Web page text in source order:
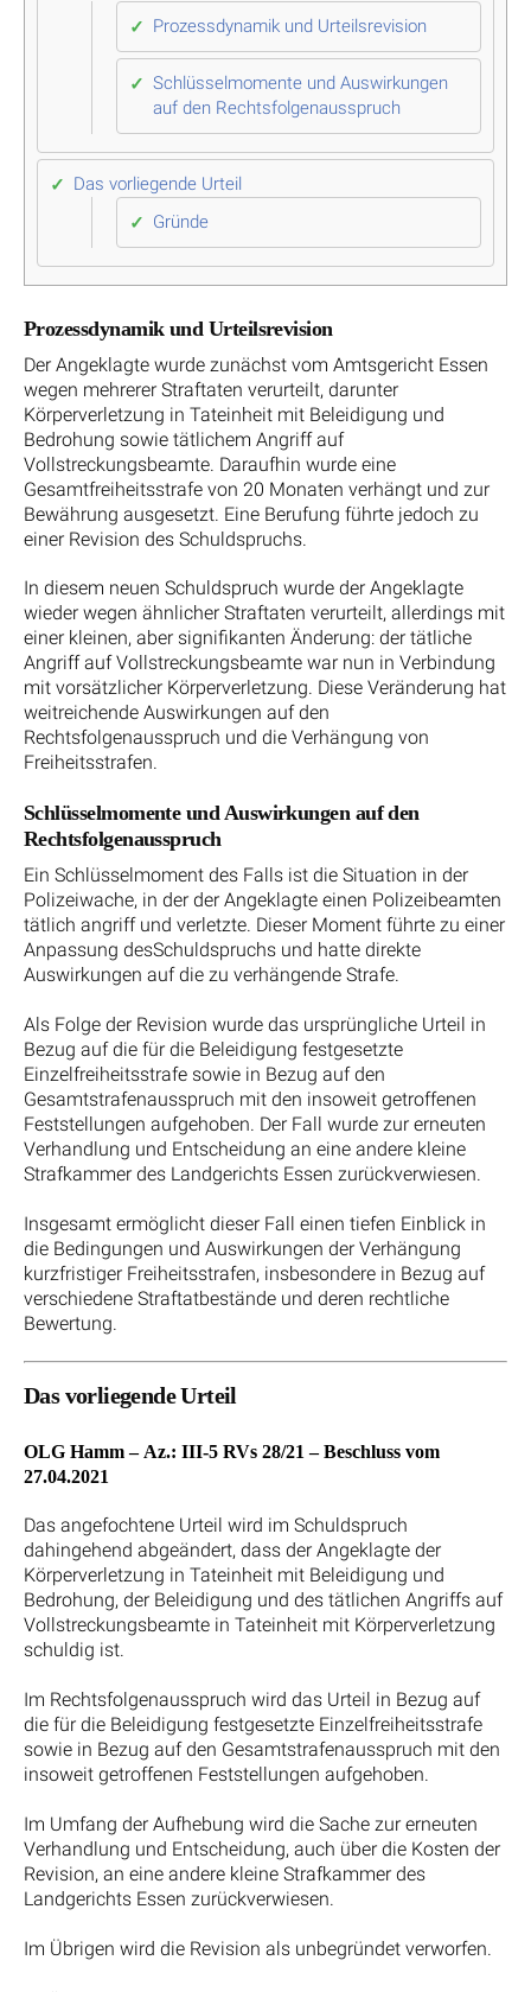
Prozessdynamik und Urteilsrevision
Schlüsselmomente und Auswirkungen
auf den Rechtsfolgenausspruch
Das vorliegende Urteil
Gründe
Prozessdynamik und Urteilsrevision
Der Angeklagte wurde zunächst vom Amtsgericht Essen
wegen mehrerer Straftaten verurteilt, darunter
Körperverletzung in Tateinheit mit Beleidigung und
Bedrohung sowie tätlichem Angriff auf
Vollstreckungsbeamte. Daraufhin wurde eine
Gesamtfreiheitsstrafe von 20 Monaten verhängt und zur
Bewährung ausgesetzt. Eine Berufung führte jedoch zu
einer Revision des Schuldspruchs.
In diesem neuen Schuldspruch wurde der Angeklagte
wieder wegen ähnlicher Straftaten verurteilt, allerdings mit
einer kleinen, aber signifikanten Änderung: der tätliche
Angriff auf Vollstreckungsbeamte war nun in Verbindung
mit vorsätzlicher Körperverletzung. Diese Veränderung hat
weitreichende Auswirkungen auf den
Rechtsfolgenausspruch und die Verhängung von
Freiheitsstrafen.
Schlüsselmomente und Auswirkungen auf den
Rechtsfolgenausspruch
Ein Schlüsselmoment des Falls ist die Situation in der
Polizeiwache, in der der Angeklagte einen Polizeibeamten
tätlich angriff und verletzte. Dieser Moment führte zu einer
Anpassung desSchuldspruchs und hatte direkte
Auswirkungen auf die zu verhängende Strafe.
Als Folge der Revision wurde das ursprüngliche Urteil in
Bezug auf die für die Beleidigung festgesetzte
Einzelfreiheitsstrafe sowie in Bezug auf den
Gesamtstrafenausspruch mit den insoweit getroffenen
Feststellungen aufgehoben. Der Fall wurde zur erneuten
Verhandlung und Entscheidung an eine andere kleine
Strafkammer des Landgerichts Essen zurückverwiesen.
Insgesamt ermöglicht dieser Fall einen tiefen Einblick in
die Bedingungen und Auswirkungen der Verhängung
kurzfristiger Freiheitsstrafen, insbesondere in Bezug auf
verschiedene Straftatbestände und deren rechtliche
Bewertung.
Das vorliegende Urteil
OLG Hamm – Az.: III-5 RVs 28/21 – Beschluss vom
27.04.2021
Das angefochtene Urteil wird im Schuldspruch
dahingehend abgeändert, dass der Angeklagte der
Körperverletzung in Tateinheit mit Beleidigung und
Bedrohung, der Beleidigung und des tätlichen Angriffs auf
Vollstreckungsbeamte in Tateinheit mit Körperverletzung
schuldig ist.
Im Rechtsfolgenausspruch wird das Urteil in Bezug auf
die für die Beleidigung festgesetzte Einzelfreiheitsstrafe
sowie in Bezug auf den Gesamtstrafenausspruch mit den
insoweit getroffenen Feststellungen aufgehoben.
Im Umfang der Aufhebung wird die Sache zur erneuten
Verhandlung und Entscheidung, auch über die Kosten der
Revision, an eine andere kleine Strafkammer des
Landgerichts Essen zurückverwiesen.
Im Übrigen wird die Revision als unbegründet verworfen.